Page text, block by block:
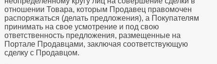
отношении Товара, которым Продавец правомочен
распоряжаться (делать предложения), а Покупателям
принимать на свое усмотрение и под свою
ответственность предложения, размещенные на
Портале Продавцами, заключая соответствующую
сделку с Продавцом.